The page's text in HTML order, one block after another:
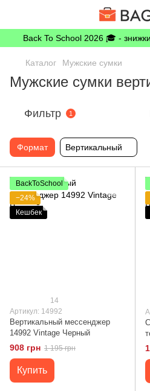
Back To School 2026 🎓 -
Каталог Мужские сумки
Мужские сумки
Фильтр 1
Формат Вертикальный
BackToSchool
−24%
Кешбек
14
Артикул: 14992
Вертикальный мессенджер
14992 Vintage Черный
908 грн 1 195 грн
Купить